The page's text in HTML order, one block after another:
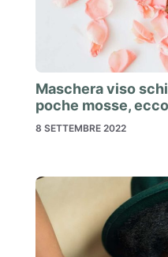
Maschera viso
poche mosse,
8 SETTEMBRE 2022